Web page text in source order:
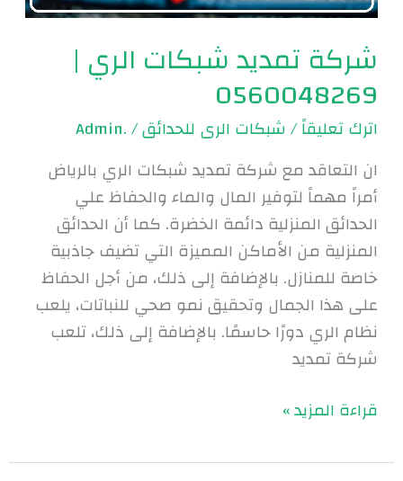
شركة تمديد شبكات الري |
0560048269
اترك تعليقاً/شبكات الرى للحدائق/
.Admin
ان التعاقد مع شركة تمديد شبكات الري بالرياض
أمراً مهماً لتوفير المال والماء والحفاظ علي
الحدائق المنزلية دائمة الخضرة. كما أن الحدائق
المنزلية من الأماكن المميزة التي تضيف جاذبية
خاصة للمنازل. بالإضافة إلى ذلك، من أجل الحفاظ
على هذا الجمال وتحقيق نمو صحي للنباتات، يلعب
نظام الري دورًا حاسمًا. بالإضافة إلى ذلك، تلعب
شركة تمديد
قراءة المزيد »